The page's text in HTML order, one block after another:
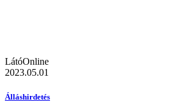
LátóOnline
2023.05.01
Álláshirdetés